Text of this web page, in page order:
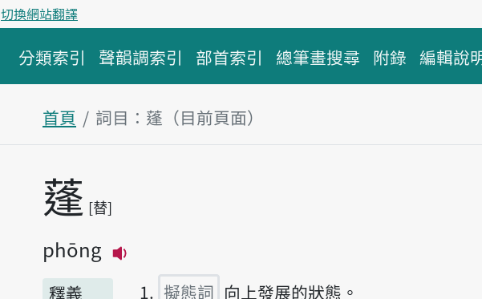
切換網站翻譯
分類索引 聲韻調索引 部首索引 總筆畫搜尋 附錄 編輯說
首頁 詞目：蓬（目前頁面）
主內容區塊
蓬 替
phōng
釋義
擬態詞 向上發展的狀態。